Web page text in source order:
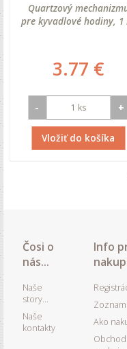
Quartzový
pre kyvadlové hodiny, 1
3.77 €
- +
Vložiť do košíka
Čosi o
nás...
Naše
story...
Naše
kontakty
Info
Ako